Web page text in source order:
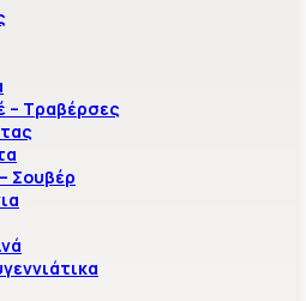
– Τραβέρσες
Σουβέρ